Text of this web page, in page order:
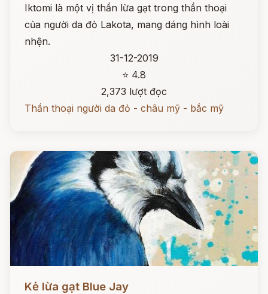
Iktomi là một vị thần lừa gạt trong thần thoại
của người da đỏ Lakota, mang dáng hình loài
nhện.
31-12-2019
⭐ 4.8
2,373 lượt đọc
Thần thoại người da đỏ - châu mỹ - bắc mỹ
Kẻ lừa gạt Blue Jay